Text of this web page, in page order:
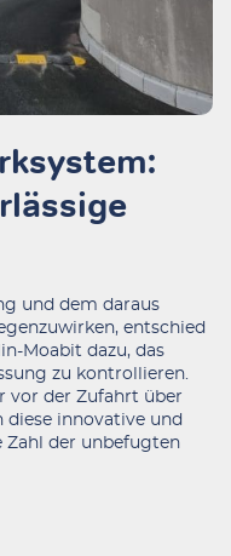
und dem daraus
entschied
Moabit dazu, das
zu kontrollieren.
vor der Zufahrt über
diese innovative und
Zahl der unbefugten